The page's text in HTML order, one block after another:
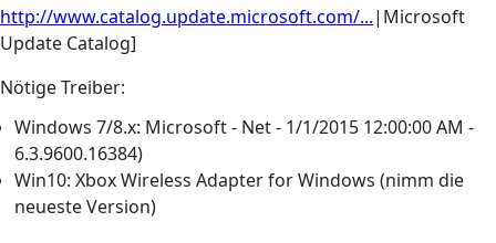
http://www.catalog.update.microsoft.com/...|Microsoft
Update Catalog]
Nötige Treiber:
Windows 7/8.x: Microsoft - Net - 1/1/2015 12:00:00 AM -
6.3.9600.16384)
Win10: Xbox Wireless Adapter for Windows (nimm die
neueste Version)